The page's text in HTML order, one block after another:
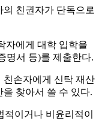
친권자가 단독으로
자에게 대학 입학을
명서 등)를 제출한다.
손자에게 신탁 재산
찾아서 쓸 수 있다.
이거나 비윤리적이